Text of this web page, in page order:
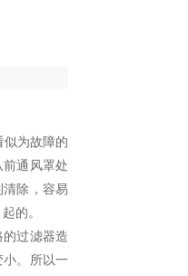
为故障的
通风罩处
除，容易
的。
过滤器造
小。所以一